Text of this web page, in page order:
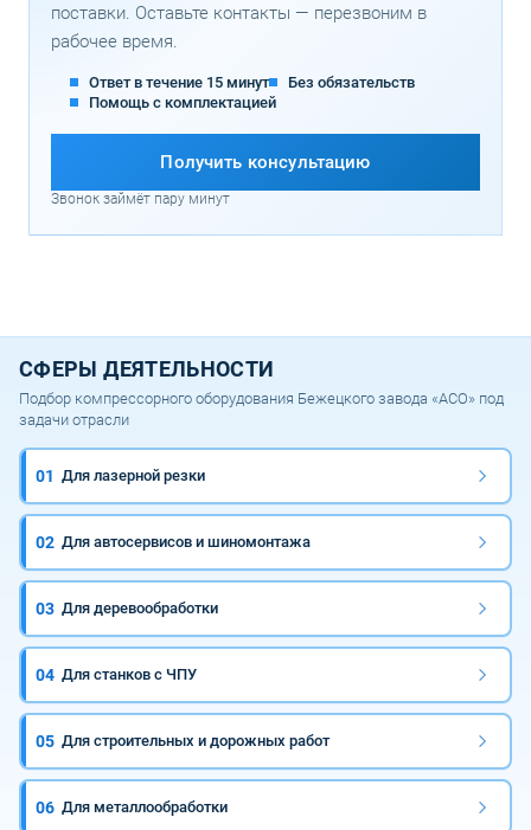
поставки. Оставьте контакты — перезвоним в
рабочее время.
Ответ в течение 15 минут
Без обязательств
Помощь с комплектацией
Получить консультацию
Звонок займёт пару минут
СФЕРЫ ДЕЯТЕЛЬНОСТИ
Подбор компрессорного оборудования Бежецкого завода «АСО» под
задачи отрасли
01 Для лазерной резки
02 Для автосервисов и шиномонтажа
03 Для деревообработки
04 Для станков с ЧПУ
05 Для строительных и дорожных работ
06 Для металлообработки